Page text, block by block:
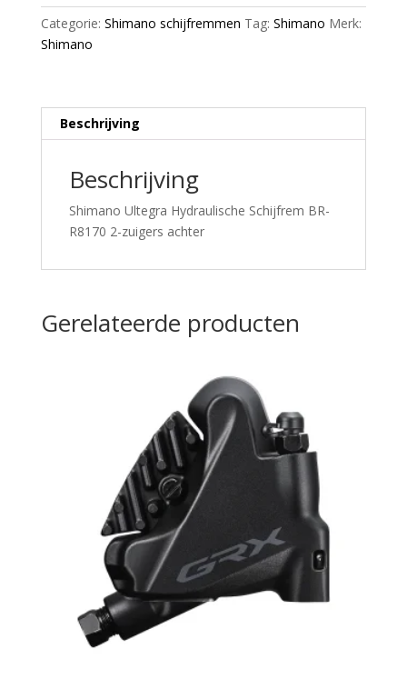
2-
zuigers
Flat
Categorie: Shimano schijfremmen Tag: Shimano Merk:
Shimano
Beschrijving
Beschrijving
Shimano Ultegra Hydraulische Schijfrem BR-
R8170 2-zuigers achter
Gerelateerde producten